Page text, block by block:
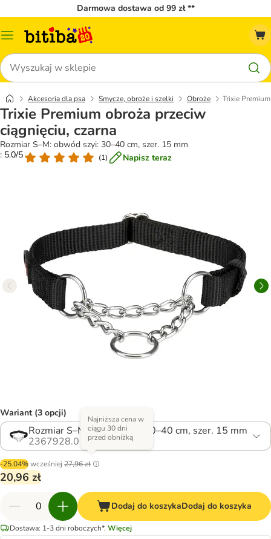
Darmowa dostawa od 99 zł **
Menu
Szukaj
Akcesoria dla psa Smycze, obroże i szelki Obroże Trixie
Trixie Premium obroża przeciw
ciągnięciu, czarna
Rozmiar S–M: obwód szyi: 30–40 cm, szer. 15 mm
: 5.0/5
(1) Napisz teraz
Wariant (3 opcji)
Rozmiar S–M: obwód szyi: 30–40 cm, szer. 15 mm
2367928.0
-25.04%wcześniej 27,96 zł
Najniższa cena w
ciągu 30 dni
przed obniżką
20,96 zł
Dodaj do koszykaDodaj do koszyka
Dostawa: 1-3 dni roboczych*. Więcej